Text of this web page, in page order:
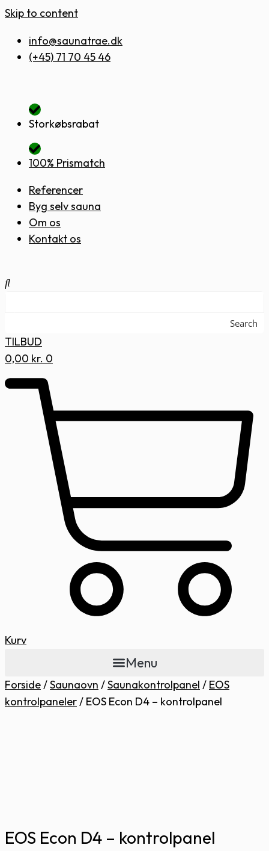
Skip to content
info@saunatrae.dk
(+45) 71 70 45 46
Storkøbsrabat
100% Prismatch
Referencer
Byg selv sauna
Om os
Kontakt os
Search
TILBUD
0,00 kr. 0
Kurv
Menu
Forside/Saunaovn /Saunakontrolpanel / EOS
kontrolpaneler/ EOS Econ D4 – kontrolpanel
EOS Econ D4 – kontrolpanel